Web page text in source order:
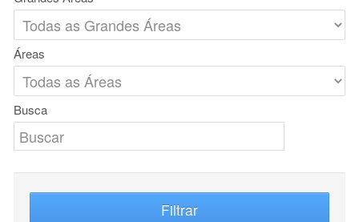
Áreas
Busca
Filtrar